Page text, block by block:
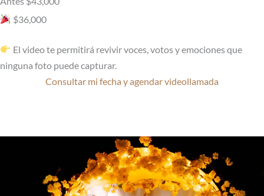
$36,000
El video te permitirá revivir voces, votos y emociones que
ninguna foto puede capturar.
Consultar mi fecha y agendar videollamada